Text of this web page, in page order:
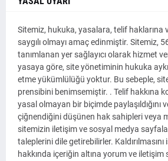
Sitemiz, hukuka, yasalara, telif haklarına
saygılı olmayı amaç edinmiştir. Sitemiz,
tanımlanan yer sağlayıcı olarak hizmet
yasaya göre, site yönetiminin hukuka
etme yükümlülüğü yoktur. Bu sebeple,
prensibini benimsemiştir. . Telif hakkına
yasal olmayan bir biçimde paylaşıldığını
çiğnendiğini düşünen hak sahipleri veya
sitemizin iletişim ve sosyal medya
taleplerini dile getirebilirler.
hakkında içeriğin altına yorum ve iletişim